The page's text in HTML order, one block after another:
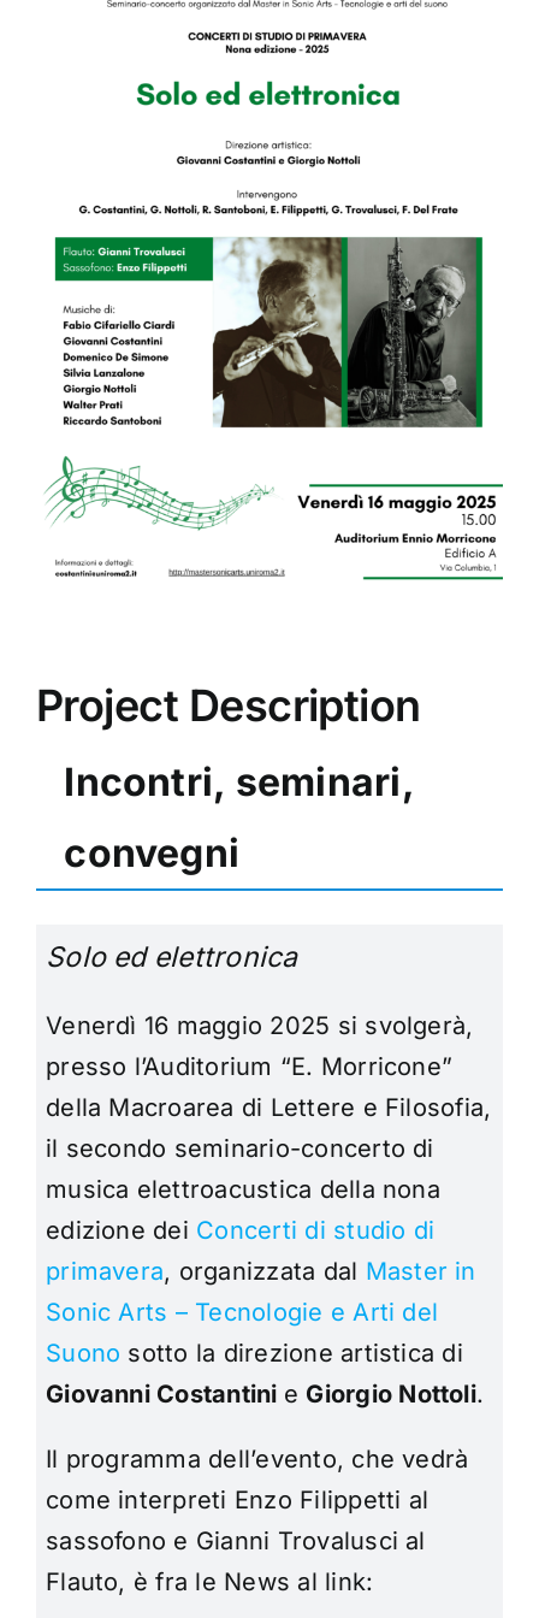
Project Description
Incontri, seminari,
convegni
Solo ed elettronica
Venerdì 16 maggio 2025 si svolgerà,
presso l’Auditorium “E. Morricone”
della Macroarea di Lettere e Filosofia,
il secondo seminario-concerto di
musica elettroacustica della nona
edizione dei Concerti di studio di
primavera, organizzata dal Master in
Sonic Arts – Tecnologie e Arti del
Suono sotto la direzione artistica di
Giovanni Costantini e Giorgio Nottoli.
Il programma dell’evento, che vedrà
come interpreti Enzo Filippetti al
sassofono e Gianni Trovalusci al
Flauto, è fra le News al link: